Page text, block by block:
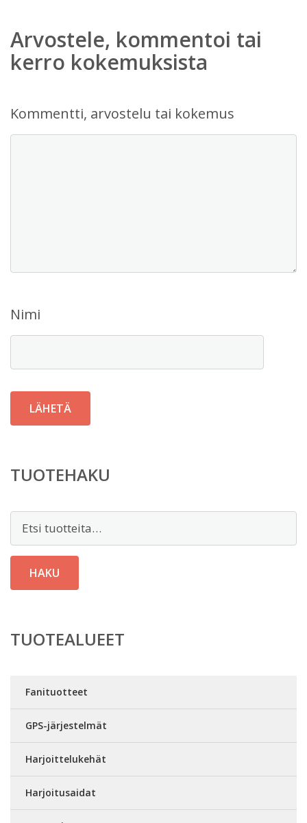
Arvostele, kommentoi tai
kerro kokemuksista
Kommentti, arvostelu tai kokemus
Nimi
TUOTEHAKU
Etsi:
HAKU
TUOTEALUEET
Fanituotteet
GPS-järjestelmät
Harjoittelukehät
Harjoitusaidat